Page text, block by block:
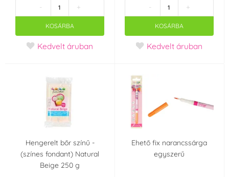
- +
KOSÁRBA
Kedvelt áruban
- +
KOSÁRBA
Kedvelt áruban
Hengerelt bőr színű -
(színes fondant) Natural
Beige 250 g
Ehető fix narancssárga
egyszerű